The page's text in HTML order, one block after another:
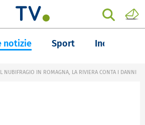
notizie Sport Inchieste
NUBIFRAGIO IN ROMAGNA, LA RIVIERA CONTA I DANNI